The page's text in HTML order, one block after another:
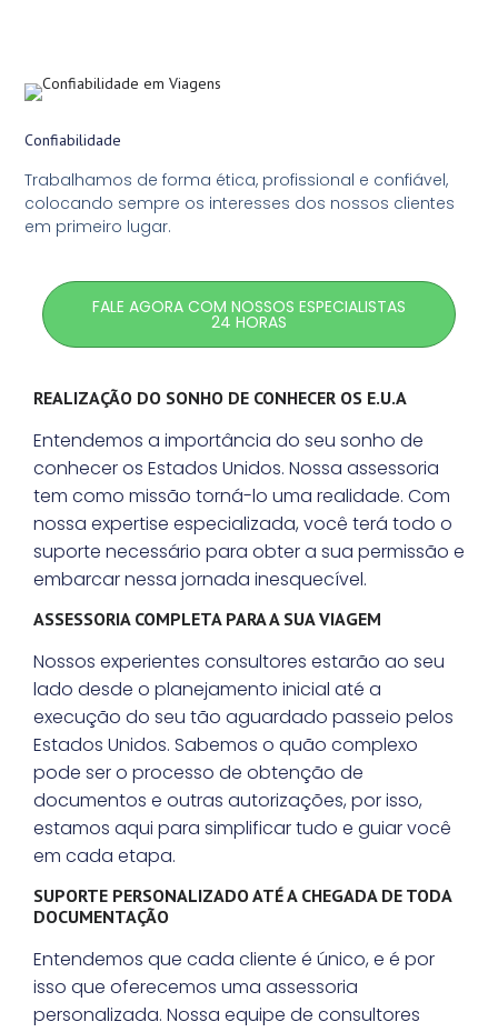
Confiabilidade
Trabalhamos de forma ética, profissional e confiável,
colocando sempre os interesses dos nossos clientes
em primeiro lugar.
FALE AGORA COM NOSSOS ESPECIALISTAS
24 HORAS
REALIZAÇÃO DO SONHO DE CONHECER OS E.U.A
Entendemos a importância do seu sonho de
conhecer os Estados Unidos. Nossa assessoria
tem como missão torná-lo uma realidade. Com
nossa expertise especializada, você terá todo o
suporte necessário para obter a sua permissão e
embarcar nessa jornada inesquecível.
ASSESSORIA COMPLETA PARA A SUA VIAGEM
Nossos experientes consultores estarão ao seu
lado desde o planejamento inicial até a
execução do seu tão aguardado passeio pelos
Estados Unidos. Sabemos o quão complexo
pode ser o processo de obtenção de
documentos e outras autorizações, por isso,
estamos aqui para simplificar tudo e guiar você
em cada etapa.
SUPORTE PERSONALIZADO ATÉ A CHEGADA DE TODA
DOCUMENTAÇÃO
Entendemos que cada cliente é único, e é por
isso que oferecemos uma assessoria
personalizada. Nossa equipe de consultores